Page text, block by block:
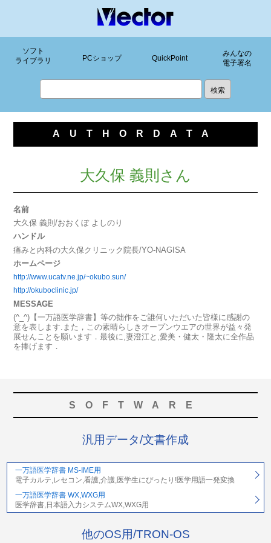
ソフト
ライブラリ
PCショップ QuickPoint
みんなの
電子署名
AUTHORDATA
大久保 義則さん
名前
大久保 義則/おおくぼ よしのり
ハンドル
痛みと内科の大久保クリニック院長/YO-NAGISA
ホームページ
http://www.ucatv.ne.jp/~okubo.sun/
http://okuboclinic.jp/
MESSAGE
(^_^)【一万語医学辞書】等の拙作をご誰何いただいた皆様に感謝の
意を表します.また，この素晴らしきオープンウエアの世界が益々発
展せんことを願います．最後に,妻澄江と,愛美・健太・隆太に全作品
を捧げます．
SOFTWARE
汎用データ/文書作成
一万語医学辞書 MS-IME用
電子カルテ,レセコン,看護,介護,医学生にぴったり!医学用語一発変換
一万語医学辞書 WX,WXG用
医学辞書,日本語入力システムWX,WXG用
他のOS用/TRON-OS